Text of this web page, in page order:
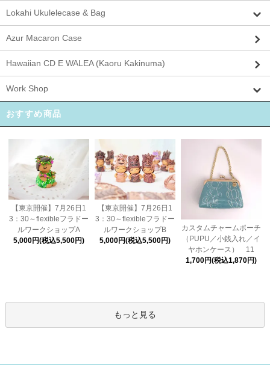
Lokahi Ukulelecase & Bag
Azur Macaron Case
Hawaiian CD E WALEA (Kaoru Kakinuma)
Work Shop
おすすめ商品
【東京開催】7月26日1
3：30～flexibleフラドー
ルワークショップA
5,000円(税込5,500円)
【東京開催】7月26日1
3：30～flexibleフラドー
ルワークショップB
5,000円(税込5,500円)
カスタムチャームポーチ
（PUPU／小銭入れ／イ
ヤホンケース） 11
1,700円(税込1,870円)
もっと見る